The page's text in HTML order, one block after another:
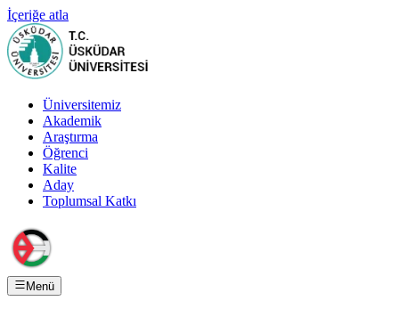
İçeriğe atla
Üniversitemiz
Akademik
Araştırma
Öğrenci
Kalite
Aday
Toplumsal Katkı
Menü